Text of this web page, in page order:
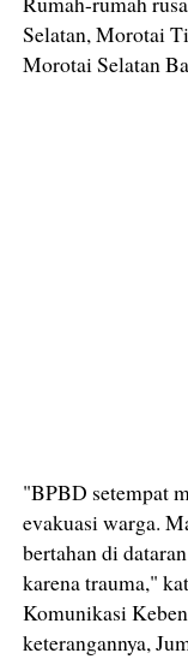
Selatan, Morotai
Morotai Selatan
"BPBD setempat
evakuasi warga.
bertahan di
karena trauma,"
Komunikasi
keterangannya,